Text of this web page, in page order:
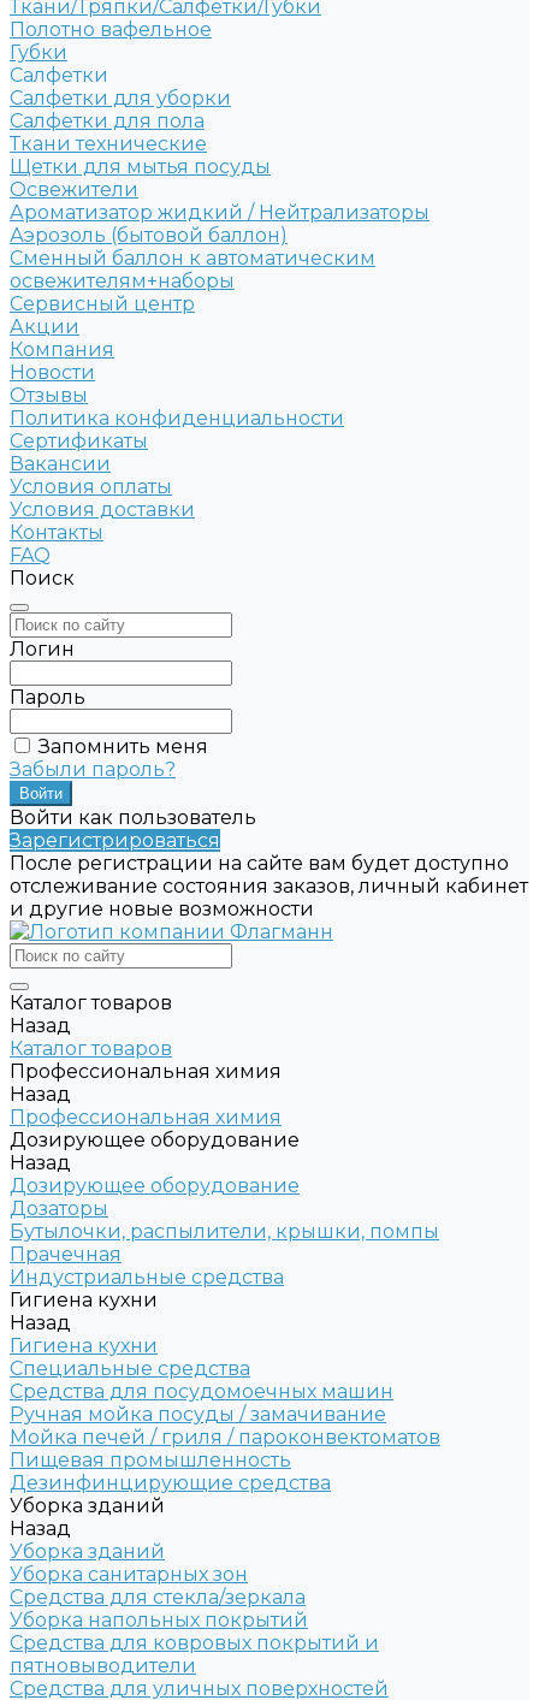
Ткани/Тряпки/Салфетки/Губки
Полотно вафельное
Губки
Салфетки
Салфетки для уборки
Салфетки для пола
Ткани технические
Щетки для мытья посуды
Освежители
Ароматизатор жидкий / Нейтрализаторы
Аэрозоль (бытовой баллон)
Сменный баллон к автоматическим
освежителям+наборы
Сервисный центр
Акции
Компания
Новости
Отзывы
Политика конфиденциальности
Сертификаты
Вакансии
Условия оплаты
Условия доставки
Контакты
FAQ
Поиск
Логин
Пароль
Запомнить меня
Забыли пароль?
Войти как пользователь
Зарегистрироваться
После регистрации на сайте вам будет доступно
отслеживание состояния заказов, личный кабинет
и другие новые возможности
Каталог товаров
Назад
Каталог товаров
Профессиональная химия
Назад
Профессиональная химия
Дозирующее оборудование
Назад
Дозирующее оборудование
Дозаторы
Бутылочки, распылители, крышки, помпы
Прачечная
Индустриальные средства
Гигиена кухни
Назад
Гигиена кухни
Специальные средства
Средства для посудомоечных машин
Ручная мойка посуды / замачивание
Мойка печей / гриля / пароконвектоматов
Пищевая промышленность
Дезинфинцирующие средства
Уборка зданий
Назад
Уборка зданий
Уборка санитарных зон
Средства для стекла/зеркала
Уборка напольных покрытий
Средства для ковровых покрытий и
пятновыводители
Средства для уличных поверхностей